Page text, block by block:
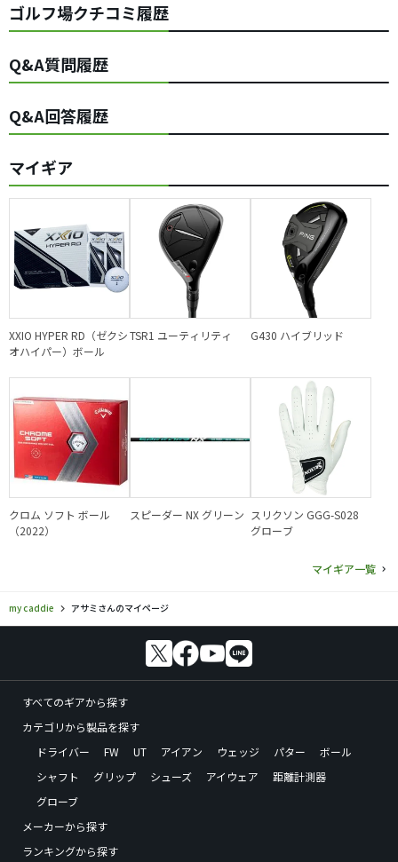
ゴルフ場クチコミ履歴
Q&A質問履歴
Q&A回答履歴
マイギア
XXIO HYPER RD（ゼクシ
オハイパー）ボール
TSR1 ユーティリティ G430 ハイブリッド
クロム ソフト ボール
（2022）
スピーダー NX グリーン スリクソン GGG-S028
グローブ
マイギア一覧
my caddie アサミさんのマイページ
すべてのギアから探す
カテゴリから製品を探す
ドライバー
FW UT アイアン ウェッジ パター
ボール
シャフト
グリップ シューズ アイウェア
距離計測器
グローブ
メーカーから探す
ランキングから探す